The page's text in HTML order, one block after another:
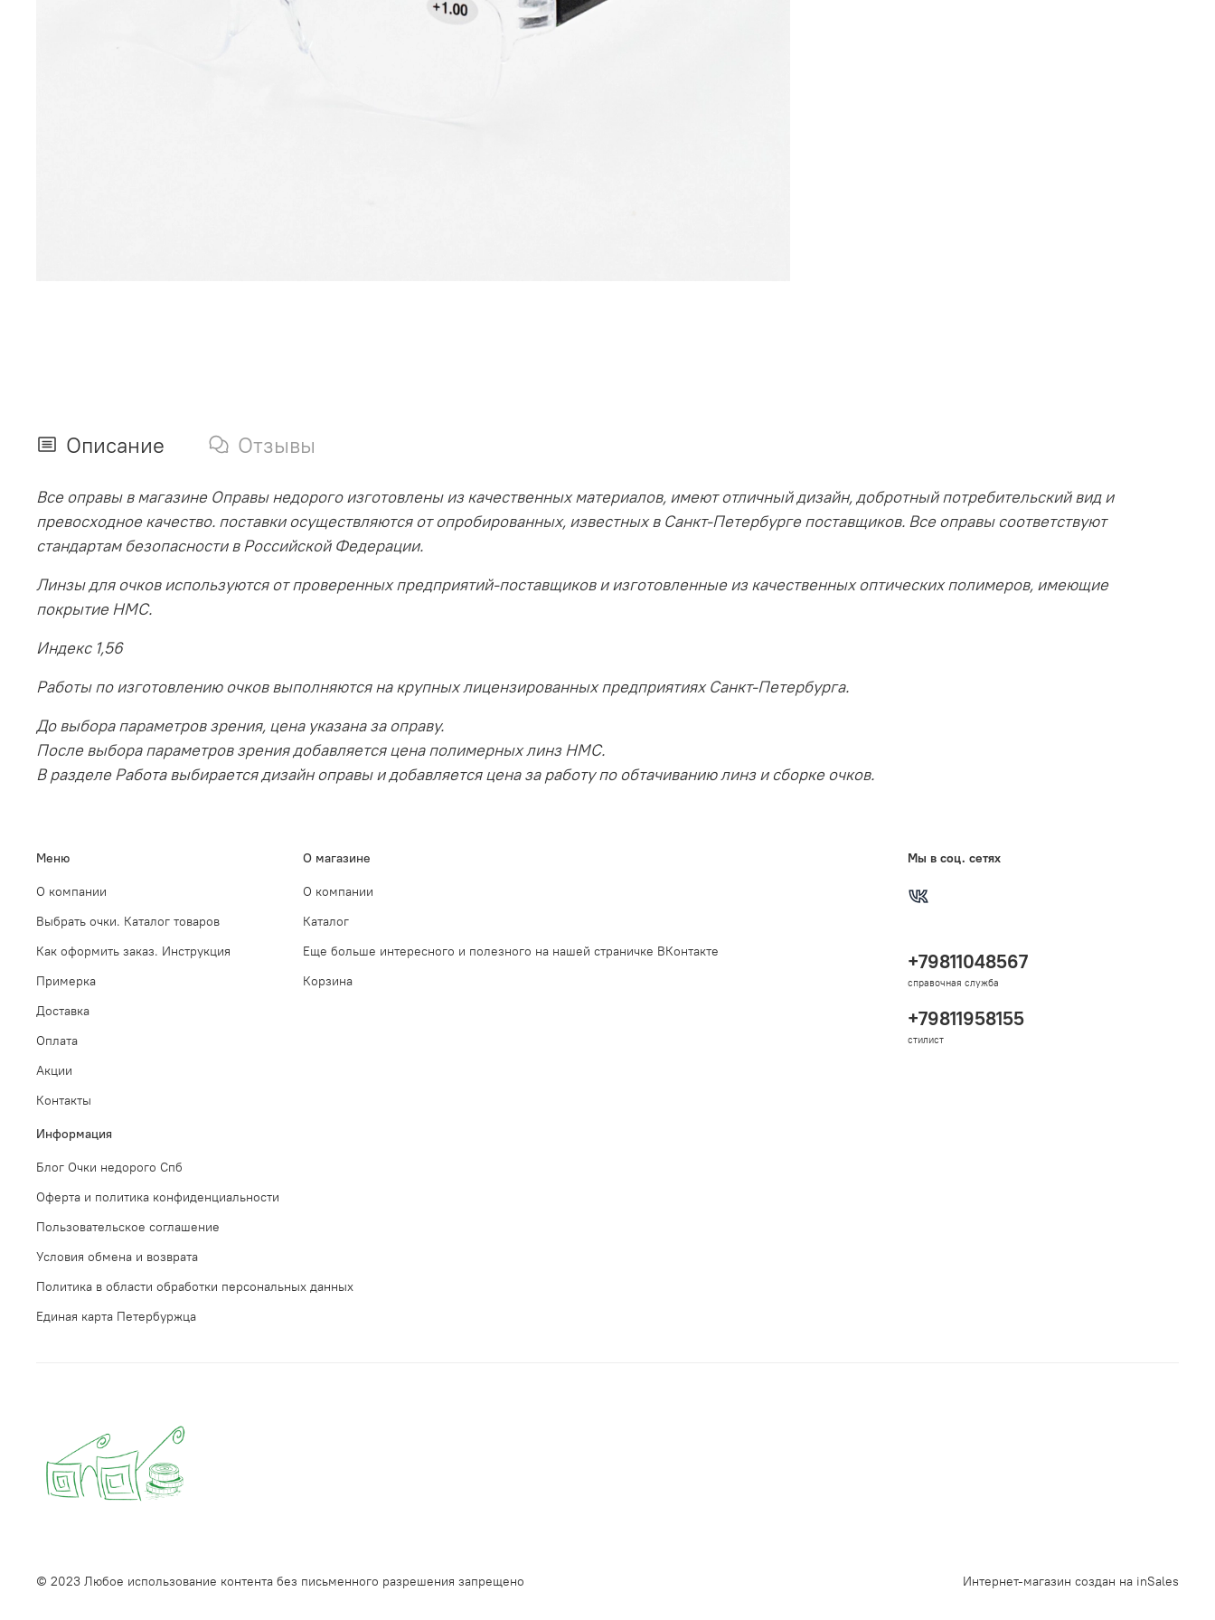
Описание Отзывы
Все оправы в магазине Оправы недорого изготовлены из качественных материалов, имеют отличный дизайн, добротный потребительский вид и
превосходное качество. поставки осуществляются от опробированных, известных в Санкт-Петербурге поставщиков. Все оправы соответствуют
стандартам безопасности в Российской Федерации.
Линзы для очков используются от проверенных предприятий-поставщиков и изготовленные из качественных оптических полимеров, имеющие
покрытие HMC.
Индекс 1,56
Работы по изготовлению очков выполняются на крупных лицензированных предприятиях Санкт-Петербурга.
До выбора параметров зрения, цена указана за оправу.
После выбора параметров зрения добавляется цена полимерных линз HMC.
В разделе Работа выбирается дизайн оправы и добавляется цена за работу по обтачиванию линз и сборке очков.
Меню
О компании
Выбрать очки. Каталог товаров
Как оформить заказ. Инструкция
Примерка
Доставка
Оплата
Акции
Контакты
О магазине
О компании
Каталог
Еще больше интересного и полезного на нашей страничке ВКонтакте
Корзина
Информация
Блог Очки недорого Спб
Оферта и политика конфиденциальности
Пользовательское соглашение
Условия обмена и возврата
Политика в области обработки персональных данных
Единая карта Петербуржца
Мы в соц. сетях
+79811048567
справочная служба
+79811958155
стилист
© 2023 Любое использование контента без письменного разрешения запрещено Интернет-магазин создан на inSales